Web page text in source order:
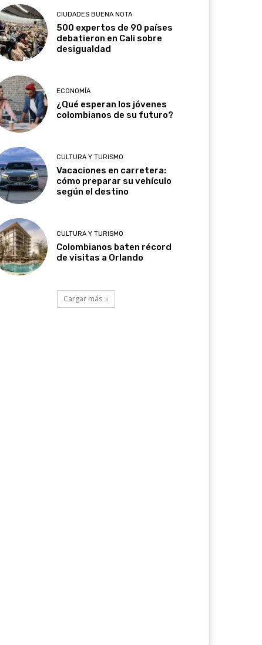
CIUDADES BUENA NOTA
500 expertos de 90 países
debatieron en Cali sobre
desigualdad
ECONOMÍA
¿Qué esperan los jóvenes
colombianos de su futuro?
CULTURA Y TURISMO
Vacaciones en carretera:
cómo preparar su vehículo
según el destino
CULTURA Y TURISMO
Colombianos baten récord
de visitas a Orlando
Cargar más